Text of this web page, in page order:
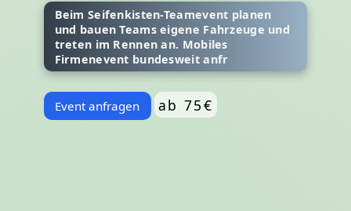
Beim Seifenkisten-Teamevent planen
und bauen Teams eigene Fahrzeuge und
treten im Rennen an. Mobiles
Firmenevent bundesweit anfr
Event anfragen ab 75€